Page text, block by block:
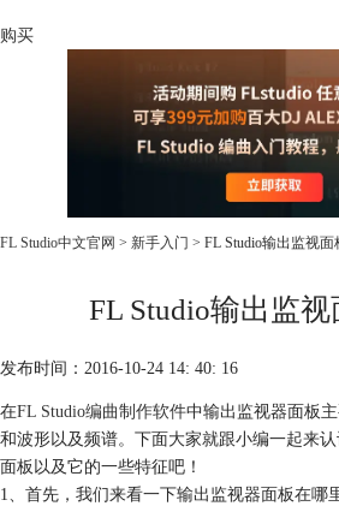
购买
FL Studio中文官网 > 新手入门 > FL Studio输出监视面
FL Studio输出监
发布时间：2016-10-24 14: 40: 16
在FL Studio编曲制作软件中输出监视器面板
和波形以及频谱。下面大家就跟小编一起来
面板以及它的一些特征吧！
1、首先，我们来看一下输出监视器面板在哪